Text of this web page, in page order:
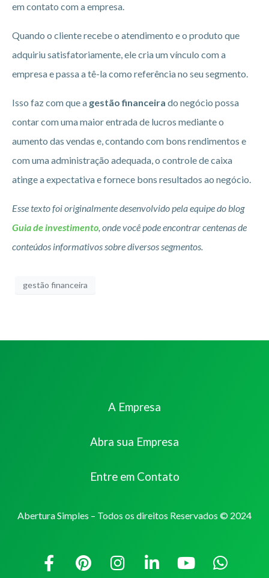
em contato com a empresa.
Quando o cliente recebe o atendimento e o produto que
adquiriu satisfatoriamente, ele cria um vínculo com a
empresa e passa a tê-la como referência no seu segmento.
Isso faz com que a gestão financeira do negócio possa
contar com uma maior entrada de lucros mediante o
aumento das vendas e, contando com bons rendimentos e
com uma administração adequada, o controle de caixa
atinge a expectativa e fornece bons resultados ao negócio.
Esse texto foi originalmente desenvolvido pela equipe do blog
Guia de investimento, onde você pode encontrar centenas de
conteúdos informativos sobre diversos segmentos.
gestão financeira
A Empresa
Abra sua Empresa
Entre em Contato
Abertura Simples – Todos os direitos Reservados © 2024